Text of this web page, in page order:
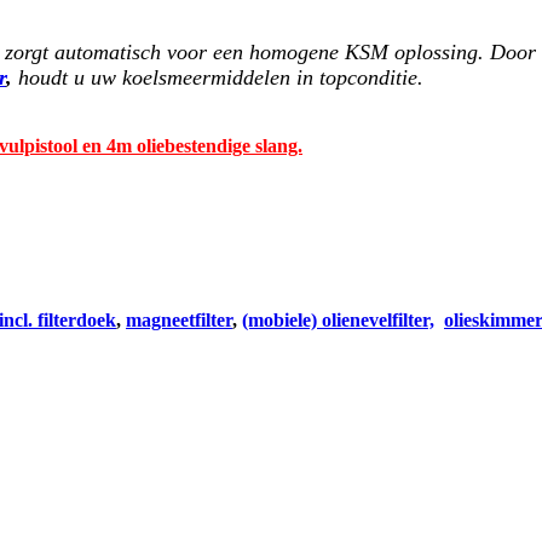
automatisch voor een homogene KSM oplossing.
, houdt u uw koelsmeermiddelen in topconditie.
en 4m oliebestendige slang.
filterdoek, magneetfilter, (mobiele) olienevelfilter, olieskimmer